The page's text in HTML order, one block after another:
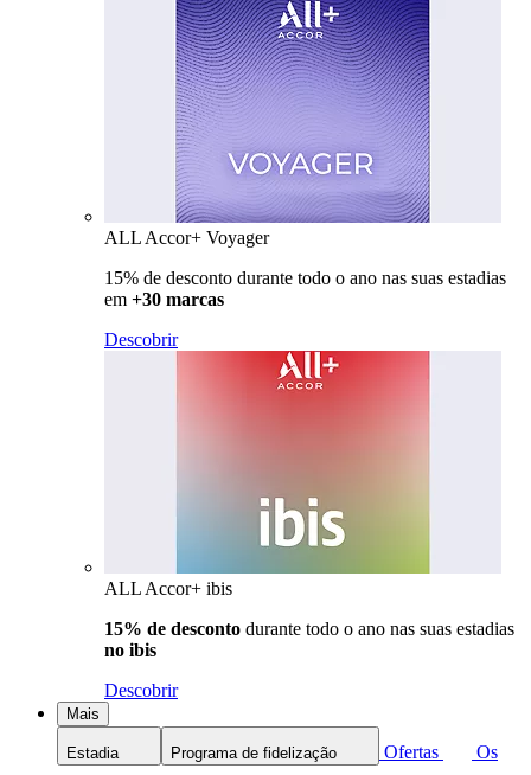
ALL Accor+ Voyager
15% de desconto durante todo o ano nas suas estadias
em +30 marcas
Descobrir
ALL Accor+ ibis
15% de desconto durante todo o ano nas suas estadias
no ibis
Descobrir
Mais
Estadia Programa de fidelização Ofertas
Os